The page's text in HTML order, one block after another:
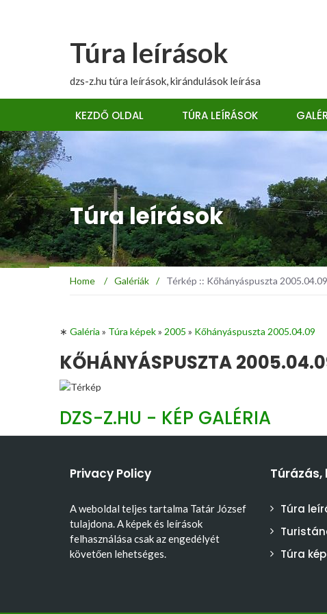
Túra leírások
dzs-z.hu túra leírások, kirándulások leírása
KEZDŐ OLDAL TÚRA LEÍRÁSOK
Túra leírások
Home / Galériák / Térkép :: Kőhányáspuszta
∗ Galéria » Túra képek» 2005 » Kőhányáspuszta 2005.04.09
KŐHÁNYÁSPUSZTA
DZS-Z.HU - KÉP GALÉRIA
Privacy Policy
A weboldal teljes tartalma Tatár József
tulajdona. A képek és leírások
felhasználása csak az engedélyét
követően lehetséges.
Túrázás,
Túra
Túra